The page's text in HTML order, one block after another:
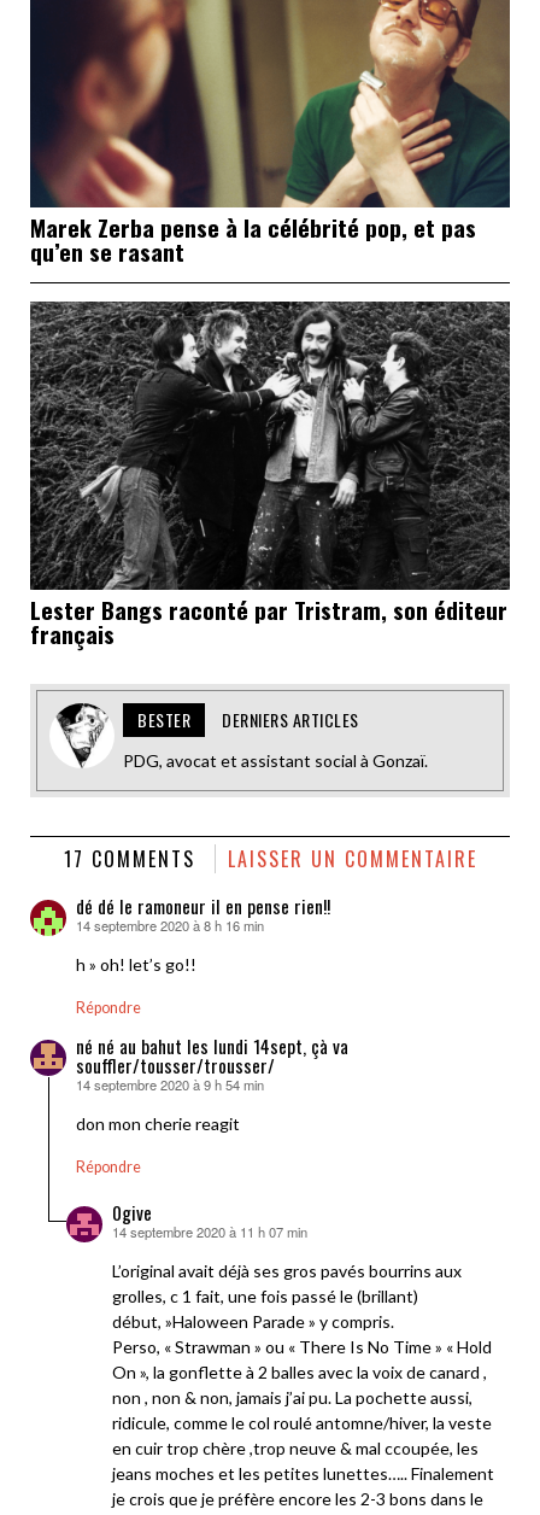
Marek Zerba pense à la célébrité pop, et pas
qu’en se rasant
Lester Bangs raconté par Tristram, son éditeur
français
BESTER DERNIERS ARTICLES
PDG, avocat et assistant social à Gonzaï.
17 COMMENTS LAISSER UN COMMENTAIRE
dé dé le ramoneur il en pense rien!!
dit :
14 septembre 2020 à 8 h 16 min
h » oh! let’s go!!
Répondre
né né au bahut les lundi 14sept, çà va
souffler/tousser/trousser/
dit :
14 septembre 2020 à 9 h 54 min
don mon cherie reagit
Répondre
0give
dit :
14 septembre 2020 à 11 h 07 min
L’original avait déjà ses gros pavés bourrins aux
grolles, c 1 fait, une fois passé le (brillant)
début, »Haloween Parade » y compris.
Perso, « Strawman » ou « There Is No Time » « Hold
On », la gonflette à 2 balles avec la voix de canard ,
non , non & non, jamais j’ai pu. La pochette aussi,
ridicule, comme le col roulé antomne/hiver, la veste
en cuir trop chère ,trop neuve & mal ccoupée, les
jeans moches et les petites lunettes….. Finalement
je crois que je préfère encore les 2-3 bons dans le